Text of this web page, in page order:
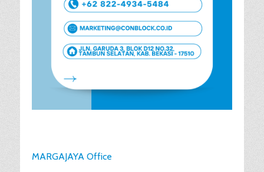
MARGAJAYA Office